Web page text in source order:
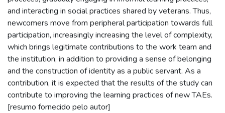
and interacting in social practices shared by veterans. Thus,
newcomers move from peripheral participation towards full
participation, increasingly increasing the level of complexity,
which brings legitimate contributions to the work team and
the institution, in addition to providing a sense of belonging
and the construction of identity as a public servant. As a
contribution, it is expected that the results of the study can
contribute to improving the learning practices of new TAEs.
[resumo fornecido pelo autor]